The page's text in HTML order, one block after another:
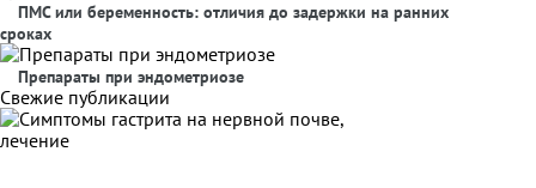
ПМС или беременность: отличия до задержки на ранних
сроках
Препараты при эндометриозе
Свежие публикации